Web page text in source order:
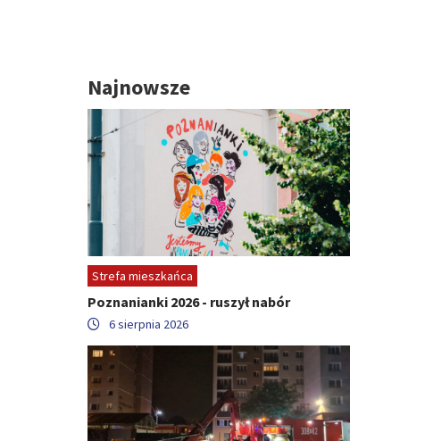
Najnowsze
Strefa mieszkańca
Poznanianki 2026 - ruszył nabór
6 sierpnia 2026